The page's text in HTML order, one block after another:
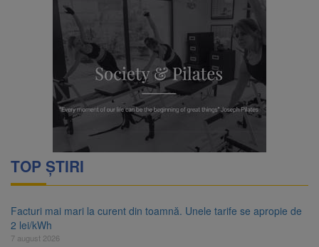
TOP ȘTIRI
Facturi mai mari la curent din toamnă. Unele tarife se apropie de
2 lei/kWh
7 august 2026